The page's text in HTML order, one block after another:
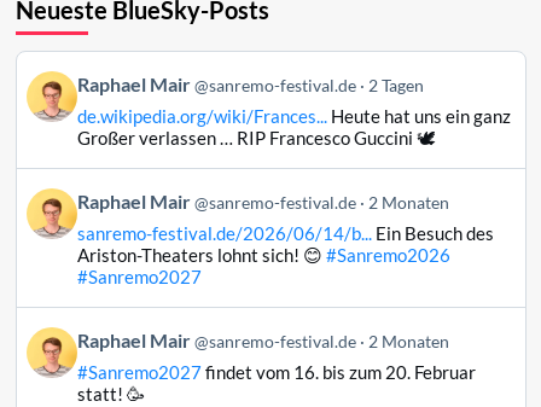
Neueste BlueSky-Posts
Beitrag
von
Raphael
Bluesky
ansehen
Raphael Mair @sanremo-festival.de 2 Tagen
de.wikipedia.org/wiki/Frances...Heute hat uns ein ganz
Großer verlassen … RIP Francesco Guccini 🕊️
Beitrag
von
Raphael
ansehen
Raphael Mair @sanremo-festival.de 2 Monaten
sanremo-festival.de/2026/06/14/b...Ein Besuch des
Ariston-Theaters lohnt sich! 😊 #Sanremo2026
#Sanremo2027
Beitrag
von
Raphael
Raphael Mair @sanremo-festival.de 2 Monaten
#Sanremo2027findet vom 16. bis zum 20. Februar
statt! 🥳